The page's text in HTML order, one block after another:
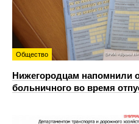
Общество
Нижегородцам напомнили
больничного во время